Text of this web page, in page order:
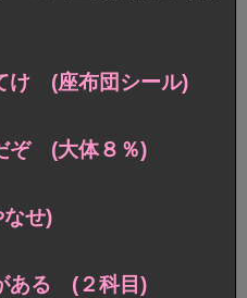
け (座布団シール)
ぞ (大体８％)
せ)
ある (２科目)